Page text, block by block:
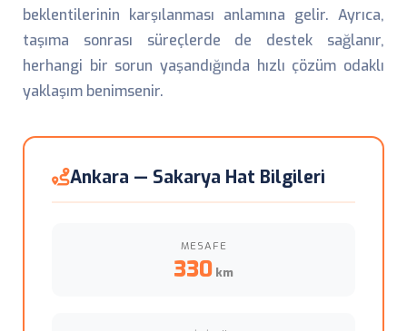
beklentilerinin karşılanması anlamına gelir. Ayrıca,
taşıma sonrası süreçlerde de destek sağlanır,
herhangi bir sorun yaşandığında hızlı çözüm odaklı
yaklaşım benimsenir.
Ankara — Sakarya Hat Bilgileri
MESAFE
330 km